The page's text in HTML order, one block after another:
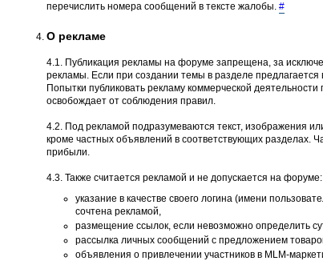
перечислить номера сообщений в тексте жалобы. #
О рекламе
4.1. Публикация рекламы на форуме запрещена, за
рекламы. Если при создании темы в разделе
Попытки публиковать рекламу коммерческой
освобождает от соблюдения правил.
4.2. Под рекламой подразумеваются текст, изображения
кроме частных объявлений в соответствующих разделах.
прибыли.
4.3. Также считается рекламой и не допускается на форуме:
указание в качестве своего логина (имени
сочтена рекламой,
размещение ссылок, если невозможно определить
рассылка личных сообщений с предложением
объявления о привлечении участников в MLM-